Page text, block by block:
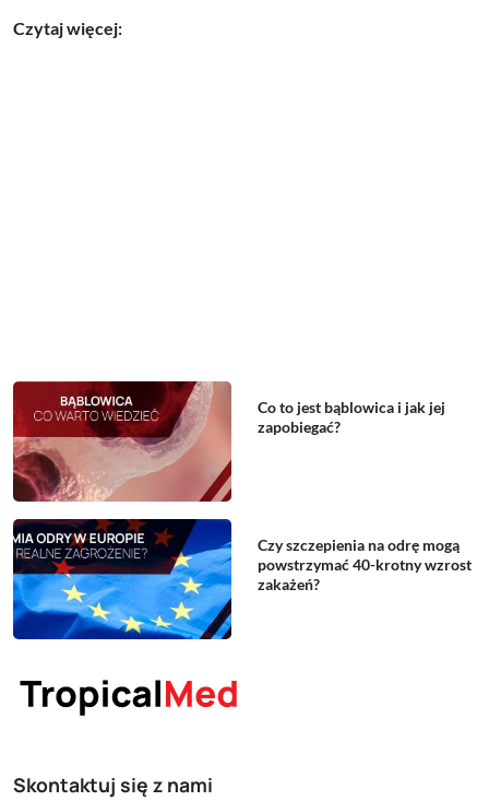
Czytaj więcej:
Co to jest bąblowica i jak jej
zapobiegać?
Czy szczepienia na odrę mogą
powstrzymać 40-krotny wzrost
zakażeń?
Skontaktuj się z nami